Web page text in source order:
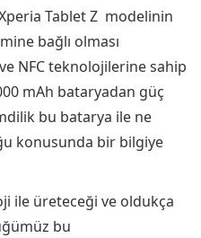
Tablet Z modelinin
bağlı olması
NFC teknolojilerine sahip
mAh bataryadan güç
bu batarya ile ne
konusunda bir bilgiye
ile üreteceği ve oldukça
bu